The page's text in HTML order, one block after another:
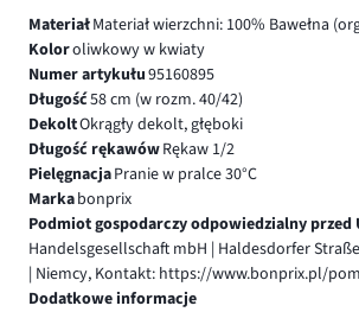
MateriałMateriał wierzchni: 100% Bawełna
Koloroliwkowy w kwiaty
Numer artykułu95160895
Długość58 cm (w rozm. 40/42)
DekoltOkrągły dekolt, głęboki
Długość rękawówRękaw 1/2
PielęgnacjaPranie w pralce 30°C
Markabonprix
Podmiot gospodarczy odpowiedzialny przed
Handelsgesellschaft mbH | Haldesdorfer
| Niemcy, Kontakt: https://www.bonprix.pl/
Dodatkowe informacje